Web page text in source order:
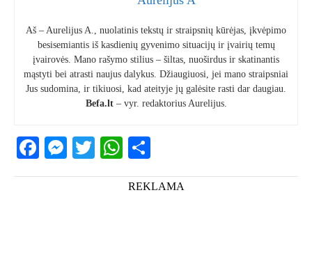
Aš – Aurelijus A., nuolatinis tekstų ir straipsnių kūrėjas, įkvėpimo
besisemiantis iš kasdienių gyvenimo situacijų ir įvairių temų
įvairovės. Mano rašymo stilius – šiltas, nuoširdus ir skatinantis
mąstyti bei atrasti naujus dalykus. Džiaugiuosi, jei mano straipsniai
Jus sudomina, ir tikiuosi, kad ateityje jų galėsite rasti dar daugiau.
Befa.lt– vyr. redaktorius Aurelijus.
Facebook
Messenger
TwitterWhatsApp
REKLAMA